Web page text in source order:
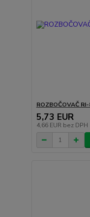
ROZBOČOVAČ
5,73 EUR
4,66 EUR bez DPH